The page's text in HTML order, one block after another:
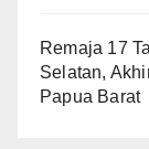
Remaja 17
Selatan,
Papua Barat